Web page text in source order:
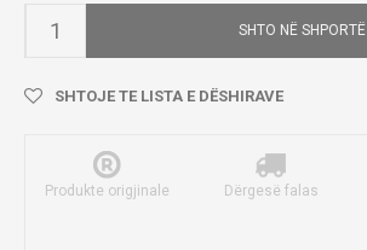
SHTO NË SHPORTË
SHTOJE TE LISTA E DËSHIRAVE
Produkte origjinale Dërgesë falas